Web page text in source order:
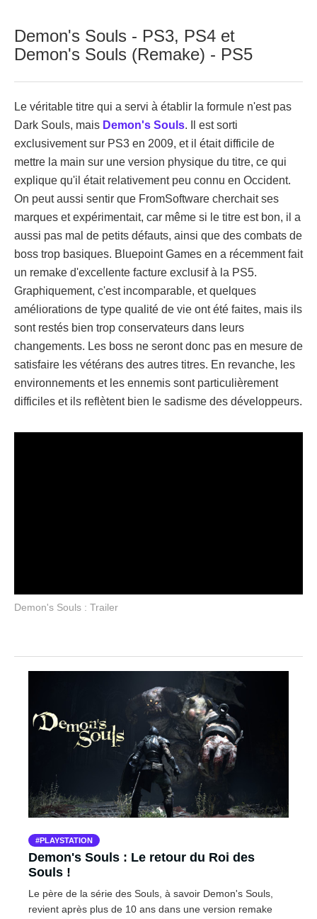
Demon's Souls - PS3, PS4 et
Demon's Souls (Remake) - PS5
Le véritable titre qui a servi à établir la formule n'est pas
Dark Souls, mais Demon's Souls. Il est sorti
exclusivement sur PS3 en 2009, et il était difficile de
mettre la main sur une version physique du titre, ce qui
explique qu'il était relativement peu connu en Occident.
On peut aussi sentir que FromSoftware cherchait ses
marques et expérimentait, car même si le titre est bon, il a
aussi pas mal de petits défauts, ainsi que des combats de
boss trop basiques. Bluepoint Games en a récemment fait
un remake d'excellente facture exclusif à la PS5.
Graphiquement, c'est incomparable, et quelques
améliorations de type qualité de vie ont été faites, mais ils
sont restés bien trop conservateurs dans leurs
changements. Les boss ne seront donc pas en mesure de
satisfaire les vétérans des autres titres. En revanche, les
environnements et les ennemis sont particulièrement
difficiles et ils reflètent bien le sadisme des développeurs.
Demon's Souls : Trailer
PLAYSTATION
Demon's Souls : Le retour du Roi des
Souls !
Le père de la série des Souls, à savoir Demon's Souls,
revient après plus de 10 ans dans une version remake